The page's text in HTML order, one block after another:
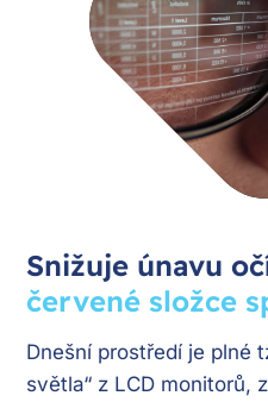
Snižuje únavu
červené složce
Dnešní prostředí je plné
světla“ z LCD monitorů,